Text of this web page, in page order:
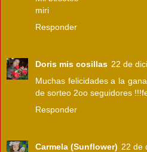
miri
Responder
Doris mis cosillas 22 de
Muchas felicidades a la
de sorteo 2oo seguidores
Responder
Carmela (Sunflower) 22 de